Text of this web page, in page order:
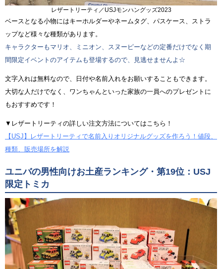
レザートリーティ／USJモンハングッズ2023
ベースとなる小物にはキーホルダーやネームタグ、パスケース、ストラ
ップなど様々な種類があります。
キャラクターもマリオ、ミニオン、スヌーピーなどの定番だけでなく期
間限定イベントのアイテムも登場するので、見逃せませんよ☆
文字入れは無料なので、日付や名前入れをお願いすることもできます。
大切な人だけでなく、ワンちゃんといった家族の一員へのプレゼントに
もおすすめです！
▼レザートリーティの詳しい注文方法についてはこちら！
【USJ】レザートリーティで名前入りオリジナルグッズを作ろう！値段、
種類、販売場所を解説
ユニバの男性向けお土産ランキング・第19位：USJ
限定トミカ